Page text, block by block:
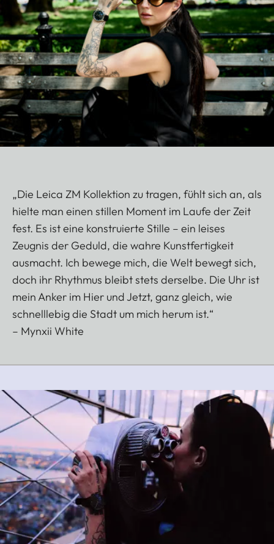
„Die Leica ZM Kollektion zu tragen, fühlt sich an, als
hielte man einen stillen Moment im Laufe der Zeit
fest. Es ist eine konstruierte Stille – ein leises
Zeugnis der Geduld, die wahre Kunstfertigkeit
ausmacht. Ich bewege mich, die Welt bewegt sich,
doch ihr Rhythmus bleibt stets derselbe. Die Uhr ist
mein Anker im Hier und Jetzt, ganz gleich, wie
schnelllebig die Stadt um mich herum ist.“
– Mynxii White